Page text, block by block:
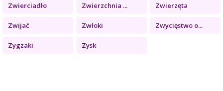
Zwierciadło Zwierzchnia ... Zwierzęta
Zwijać Zwłoki Zwycięstwo o...
Zygzaki Zysk